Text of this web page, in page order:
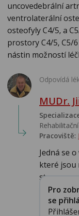
uncovedebrální
ventrolaterální
osteofyly C4/5, a
prostory C4/5, C5/
nástin možností
Odpovídá
MUDr.
Pracoviště:
Jedná se
které jsou
stav...
Pro
se